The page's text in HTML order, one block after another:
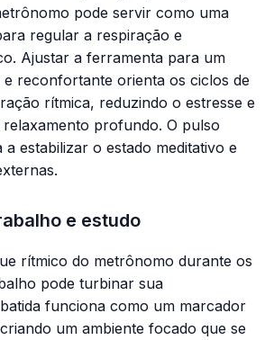
pode servir como uma
regular a respiração e
Ajustar a ferramenta para um
reconfortante orienta os ciclos de
rítmica, reduzindo o estresse e
profundo. O pulso
a estabilizar o estado meditativo e
e estudo
rítmico do metrônomo durante os
pode turbinar sua
funciona como um marcador
um ambiente focado que se